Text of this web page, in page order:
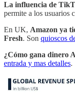
La influencia de
permite a los usuarios
En UK, Amazon ya
Fresh. Son quioscos
¿Cómo gana dinero
entrada y mas detalles.